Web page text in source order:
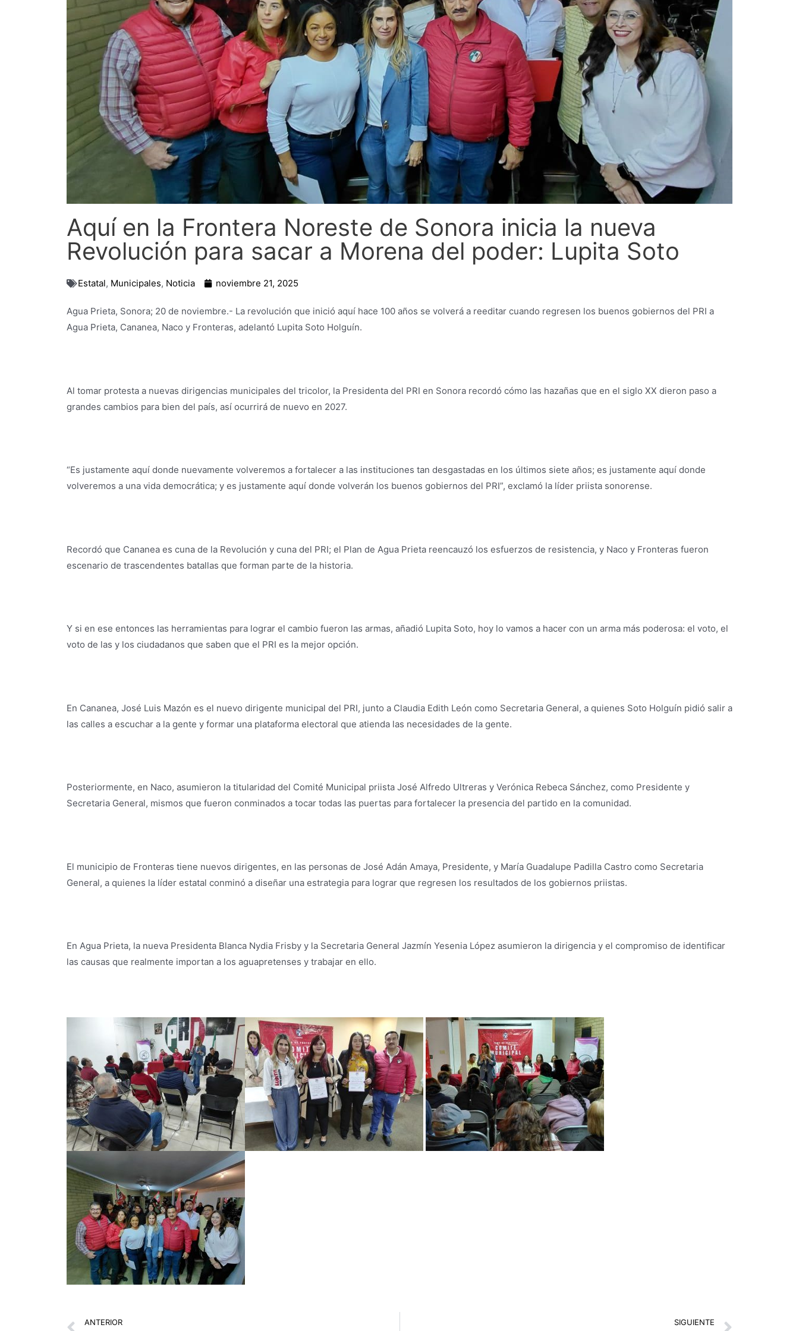
Aquí en la Frontera Noreste de Sonora inicia la nueva
Revolución para sacar a Morena del poder: Lupita Soto
Estatal, Municipales, Noticia noviembre 21, 2025
Agua Prieta, Sonora; 20 de noviembre.- La revolución que inició aquí hace 100 años se volverá a reeditar cuando regresen los buenos gobiernos del PRI a
Agua Prieta, Cananea, Naco y Fronteras, adelantó Lupita Soto Holguín.
Al tomar protesta a nuevas dirigencias municipales del tricolor, la Presidenta del PRI en Sonora recordó cómo las hazañas que en el siglo XX dieron paso a
grandes cambios para bien del país, así ocurrirá de nuevo en 2027.
“Es justamente aquí donde nuevamente volveremos a fortalecer a las instituciones tan desgastadas en los últimos siete años; es justamente aquí donde
volveremos a una vida democrática; y es justamente aquí donde volverán los buenos gobiernos del PRI”, exclamó la líder priista sonorense.
Recordó que Cananea es cuna de la Revolución y cuna del PRI; el Plan de Agua Prieta reencauzó los esfuerzos de resistencia, y Naco y Fronteras fueron
escenario de trascendentes batallas que forman parte de la historia.
Y si en ese entonces las herramientas para lograr el cambio fueron las armas, añadió Lupita Soto, hoy lo vamos a hacer con un arma más poderosa: el voto, el
voto de las y los ciudadanos que saben que el PRI es la mejor opción.
En Cananea, José Luis Mazón es el nuevo dirigente municipal del PRI, junto a Claudia Edith León como Secretaria General, a quienes Soto Holguín pidió salir a
las calles a escuchar a la gente y formar una plataforma electoral que atienda las necesidades de la gente.
Posteriormente, en Naco, asumieron la titularidad del Comité Municipal priista José Alfredo Ultreras y Verónica Rebeca Sánchez, como Presidente y
Secretaria General, mismos que fueron conminados a tocar todas las puertas para fortalecer la presencia del partido en la comunidad.
El municipio de Fronteras tiene nuevos dirigentes, en las personas de José Adán Amaya, Presidente, y María Guadalupe Padilla Castro como Secretaria
General, a quienes la líder estatal conminó a diseñar una estrategia para lograr que regresen los resultados de los gobiernos priistas.
En Agua Prieta, la nueva Presidenta Blanca Nydia Frisby y la Secretaria General Jazmín Yesenia López asumieron la dirigencia y el compromiso de identificar
las causas que realmente importan a los aguapretenses y trabajar en ello.
ANTERIOR SIGUIENTE